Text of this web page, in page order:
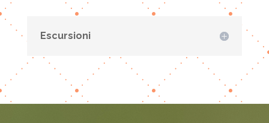
Escursioni